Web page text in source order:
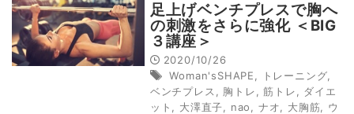
足上げベンチプレスで胸へ
の刺激をさらに強化 ＜BIG
３講座＞
2020/10/26
Woman'sSHAPE
トレーニング
ベンチプレス
胸トレ ,筋トレ
ダイエ
ット
大澤直子 nao ナオ 大胸筋
ウ